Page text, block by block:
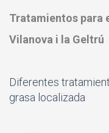
Tratamientos para
Vilanova i la Geltrú
Diferentes
grasa localizada